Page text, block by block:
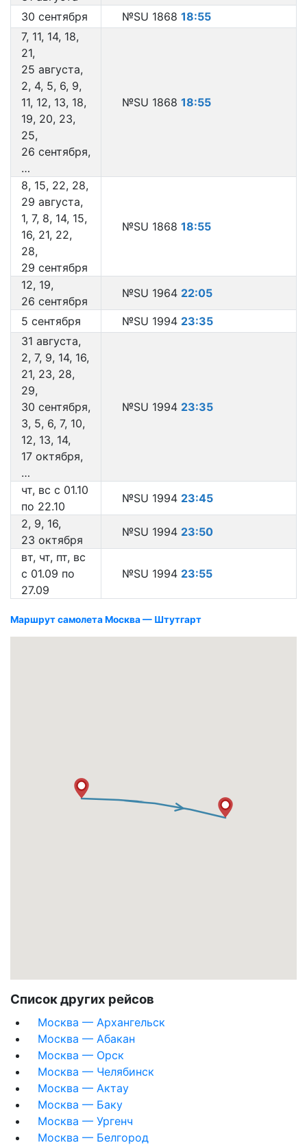
30 сентября
№SU 1868 18:55
7, 11, 14, 18,
21,
25 августа,
2, 4, 5, 6, 9,
11, 12, 13, 18,
19, 20, 23,
25,
26 сентября,
…
№SU 1868 18:55
8, 15, 22, 28,
29 августа,
1, 7, 8, 14, 15,
16, 21, 22,
28,
29 сентября
№SU 1868 18:55
12, 19,
26 сентября
№SU 1964 22:05
5 сентября №SU 1994 23:35
31 августа,
2, 7, 9, 14, 16,
21, 23, 28,
29,
30 сентября,
3, 5, 6, 7, 10,
12, 13, 14,
17 октября,
…
№SU 1994 23:35
чт, вс с 01.10
по 22.10
№SU 1994 23:45
2, 9, 16,
23 октября
№SU 1994 23:50
вт, чт, пт, вс
с 01.09 по
27.09
№SU 1994 23:55
Маршрут самолета Москва — Штутгарт
Список других рейсов
Москва — Архангельск
Москва — Абакан
Москва — Орск
Москва — Челябинск
Москва — Актау
Москва — Баку
Москва — Ургенч
Москва — Белгород